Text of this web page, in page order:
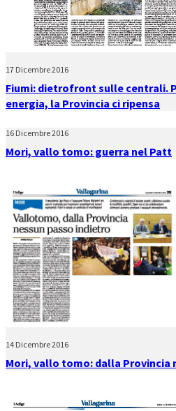
17 Dicembre 2016
Fiumi: dietrofront sulle centrali.
energia, la Provincia ci ripensa
16 Dicembre 2016
Mori, vallo tomo: guerra nel Patt
14 Dicembre 2016
Mori, vallo tomo: dalla Provincia